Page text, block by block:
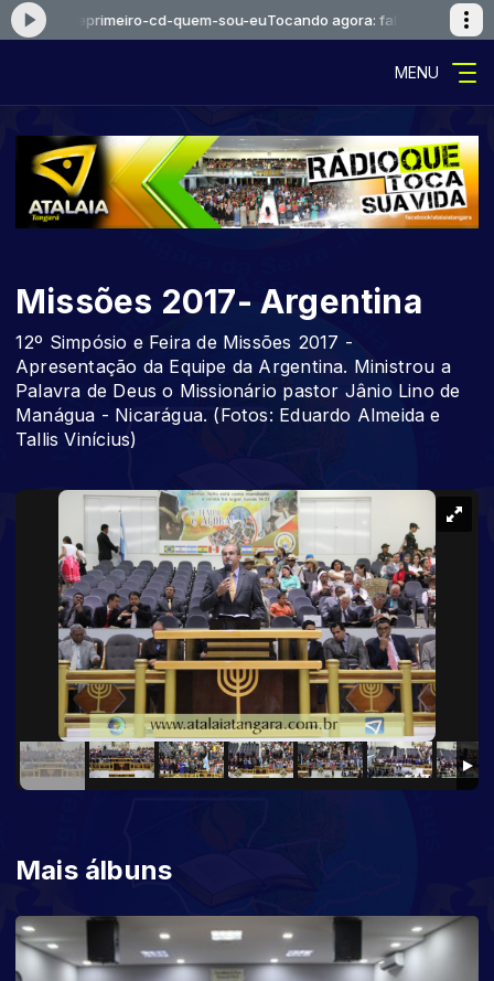
voceprimeiro-cd-quem-sou-euTocando agora: falcaoejosue-
MENU
Missões 2017- Argentina
12º Simpósio e Feira de Missões 2017 -
Apresentação da Equipe da Argentina. Ministrou a
Palavra de Deus o Missionário pastor Jânio Lino de
Manágua - Nicarágua. (Fotos: Eduardo Almeida e
Tallis Vinícius)
Mais álbuns